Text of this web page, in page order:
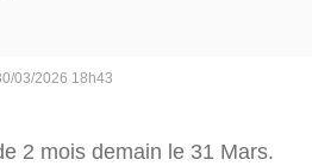
03/2026 18h43
2 mois demain le 31 Mars.